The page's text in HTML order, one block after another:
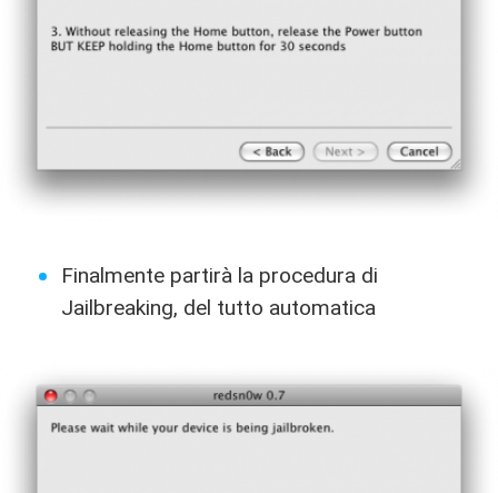
Finalmente partirà la procedura di
Jailbreaking, del tutto automatica